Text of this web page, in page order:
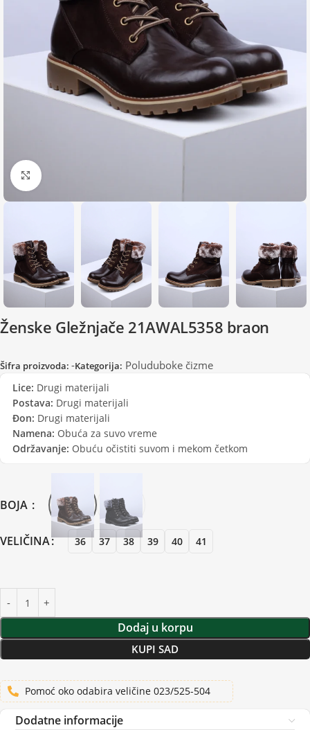
Zumiraj sliku
Ženske Gležnjače 21AWAL5358 braon
Šifra proizvoda: -Kategorija: Poluduboke čizme
Lice: Drugi materijali
Postava: Drugi materijali
Đon: Drugi materijali
Namena: Obuća za suvo vreme
Održavanje: Obuću očistiti suvom i mekom četkom
BOJA
VELIČINA 36 37 38 39 40 41
Dodaj u korpu
KUPI SAD
Pomoć oko odabira veličine 023/525-504
Dodatne informacije